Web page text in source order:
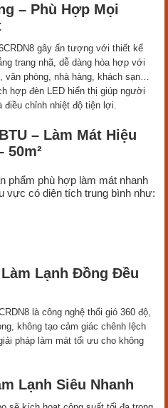
– Phù Hợp Mọi
gây ấn tượng với thiết kế
trang nhã, dễ dàng hòa hợp với
phòng, nhà hàng, khách sạn…
hợp đèn LED hiển thị giúp người
chỉnh nhiệt độ tiện lợi.
– Làm Mát Hiệu
50m²
phẩm phù hợp làm mát nhanh
vực có diện tích trung bình như:
Lạnh Đồng Đều
là công nghệ thổi gió 360 độ,
không tạo cảm giác chênh lệch
pháp làm mát tối ưu cho không
Lạnh Siêu Nhanh